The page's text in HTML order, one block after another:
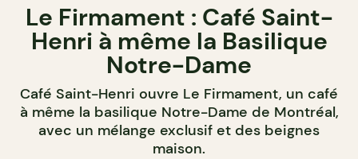
Le Firmament : Café Saint-
Henri à même la Basilique
Notre-Dame
Café Saint-Henri ouvre Le Firmament, un café
à même la basilique Notre-Dame de Montréal,
avec un mélange exclusif et des beignes
maison.